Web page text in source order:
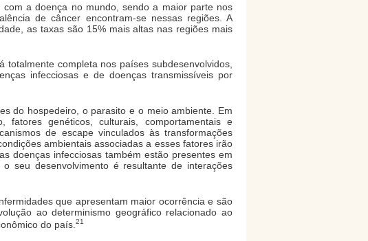
a doença no mundo, sendo a maior parte nos
de câncer encontram-se nessas regiões. A
as taxas são 15% mais altas nas regiões mais
completa nos países subdesenvolvidos,
infecciosas e de doenças transmissíveis por
do hospedeiro, o parasito e o meio ambiente. Em
fatores genéticos, culturais, comportamentais e
de escape vinculados às transformações
ambientais associadas a esses fatores irão
doenças infecciosas também estão presentes em
seu desenvolvimento é resultante de interações
que apresentam maior ocorrência e são
ao determinismo geográfico relacionado ao
do país. 21